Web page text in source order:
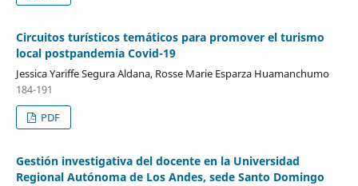
Circuitos turísticos temáticos para promover el turismo
local postpandemia Covid-19
Jessica Yariffe Segura Aldana, Rosse Marie Esparza Huamanchumo
184-191
PDF
Gestión investigativa del docente en la Universidad
Regional Autónoma de Los Andes, sede Santo Domingo